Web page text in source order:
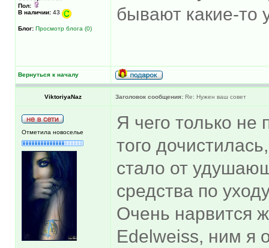
Пол:
В наличии: 43
Блог: Просмотр блога (0)
бывают какие-то
Вернуться к началу
ViktoriyaNaz Заголовок сообщения: Re: Нужен ваш совет
Отметила новоселье
Я чего только
того
стало от
средства по
Очень нарвится
Edelweiss, ним я